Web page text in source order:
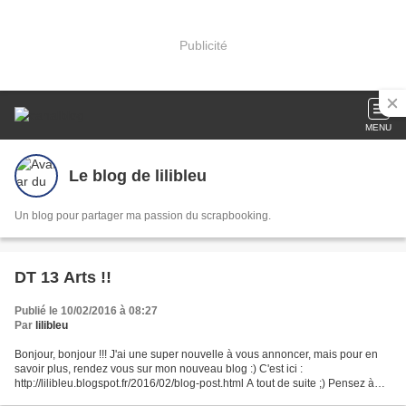
Publicité
MENU
Le blog de lilibleu
Un blog pour partager ma passion du scrapbooking.
DT 13 Arts !!
Publié le 10/02/2016 à 08:27
Par lilibleu
Bonjour, bonjour !!! J'ai une super nouvelle à vous annoncer, mais pour en
savoir plus, rendez vous sur mon nouveau blog :) C'est ici :
http://lilibleu.blogspot.fr/2016/02/blog-post.html A tout de suite ;) Pensez à